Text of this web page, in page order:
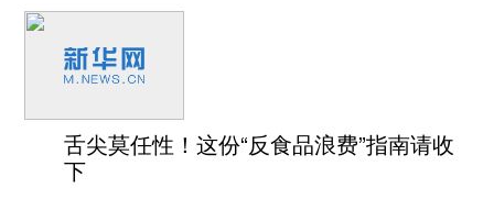
舌尖莫任性！这份“反食品浪费”指南请收
下